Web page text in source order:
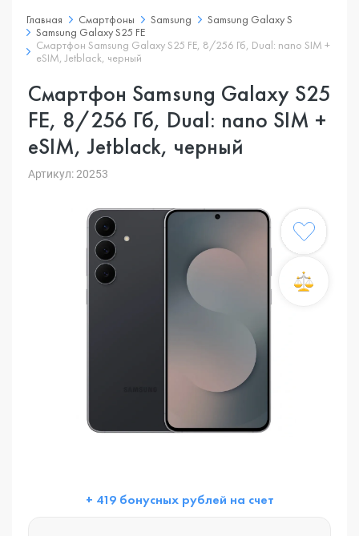
Главная Смартфоны Samsung
Samsung Galaxy S
Samsung Galaxy S25 FE
Смартфон Samsung Galaxy S25 FE, 8/256 Гб, Dual: nano SIM +
eSIM, Jetblack, черный
Смартфон Samsung Galaxy S25
FE, 8/256 Гб, Dual: nano SIM +
eSIM, Jetblack, черный
Артикул: 20253
+ 419 бонусных рублей на счет